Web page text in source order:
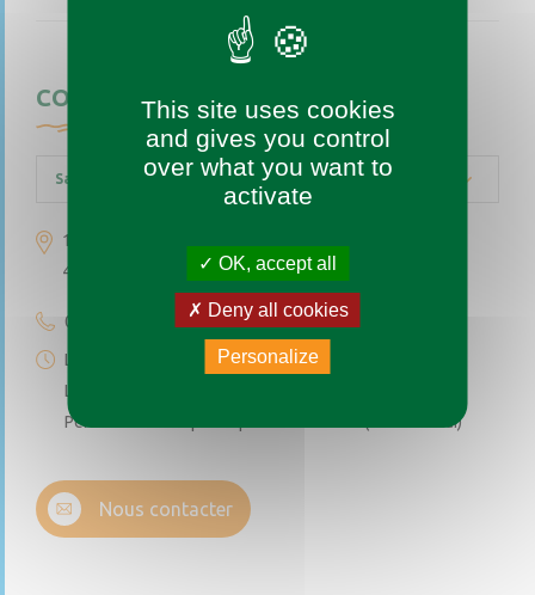
CONTACTEZ-NOUS
Saint-Augustin-des-Bois
1 place de l’église
49170 Saint-Augustin-des-Bois
02 41 77 04 49
Lundi au vendredi de 9h à 12h
Le premier et troisième samedi du mois de 9h à 12h
Permanence téléphonique de 14h à 17h (sauf samedi)
Nous contacter
This site uses cookies
and gives you control
over what you want to
activate
OK, accept all
Deny all cookies
Personalize